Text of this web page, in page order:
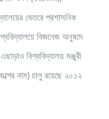
ভেতরে প্রশাসনিক
বিজনেজ অনুষদে
বিশ্ববিদ্যালয় মঞ্জুরী
নাম) চালু রয়েছে ২০১২